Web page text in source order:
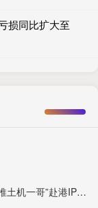
损同比扩大至
证配所配资 IPO雷达丨“推土机一哥”赴港IPO：山推股份拟募资还债，没钱先延长供应商付款